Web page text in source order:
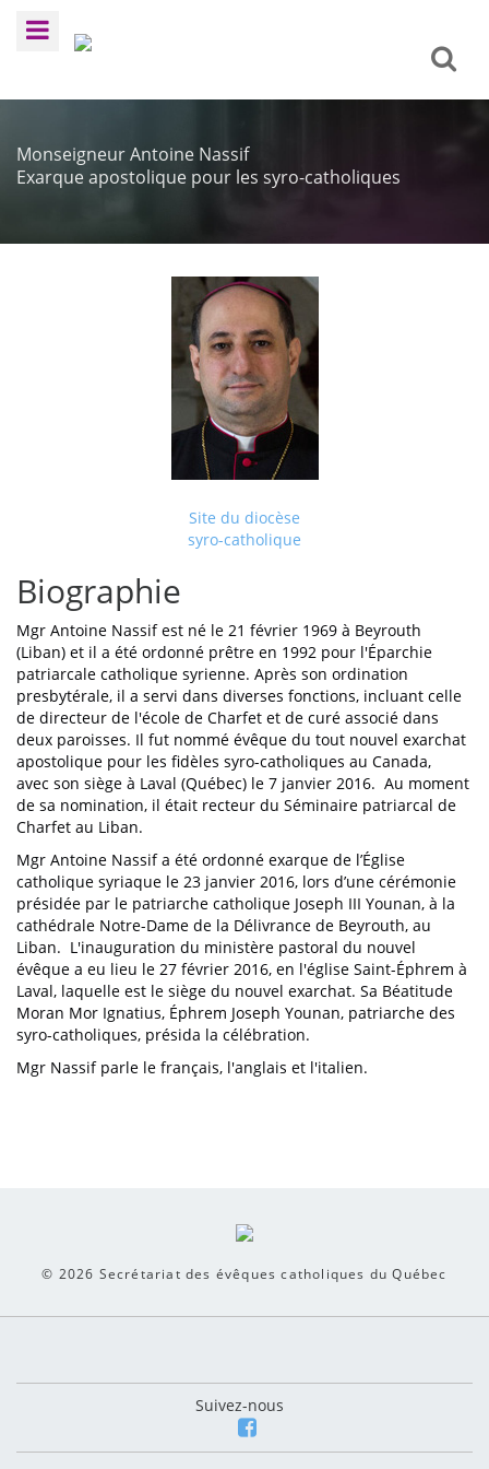
Monseigneur Antoine Nassif
Exarque apostolique pour les syro-catholiques
Site du diocèse
syro-catholique
Biographie
Mgr Antoine Nassif est né le 21 février 1969 à Beyrouth
(Liban) et il a été ordonné prêtre en 1992 pour l'Éparchie
patriarcale catholique syrienne. Après son ordination
presbytérale, il a servi dans diverses fonctions, incluant celle
de directeur de l'école de Charfet et de curé associé dans
deux paroisses. Il fut nommé évêque du tout nouvel exarchat
apostolique pour les fidèles syro-catholiques au Canada,
avec son siège à Laval (Québec) le 7 janvier 2016. Au moment
de sa nomination, il était recteur du Séminaire patriarcal de
Charfet au Liban.
Mgr Antoine Nassif a été ordonné exarque de l’Église
catholique syriaque le 23 janvier 2016, lors d’une cérémonie
présidée par le patriarche catholique Joseph III Younan, à la
cathédrale Notre-Dame de la Délivrance de Beyrouth, au
Liban. L'inauguration du ministère pastoral du nouvel
évêque a eu lieu le 27 février 2016, en l'église Saint-Éphrem à
Laval, laquelle est le siège du nouvel exarchat. Sa Béatitude
Moran Mor Ignatius, Éphrem Joseph Younan, patriarche des
syro-catholiques, présida la célébration.
Mgr Nassif parle le français, l'anglais et l'italien.
© 2026 Secrétariat des évêques catholiques du Québec
Suivez-nous